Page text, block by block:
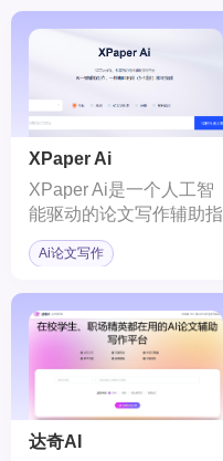
XPaper Ai
XPaper Ai是一个人工智
能驱动的论文写作辅助指
导平台。
Ai论文写作
达奇AI